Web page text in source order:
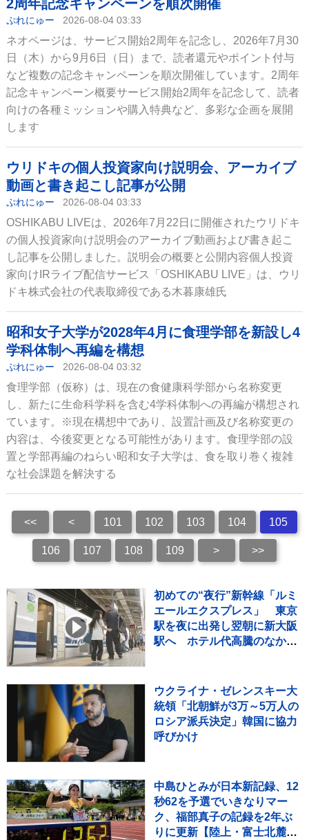
2周年記念キャンペーンを順次開催
ぷれにゅー 2026-08-04 03:33
ネオページは、サービス開始2周年を記念し、2026年7月30
日（木）から9月6日（日）まで、読者還元やポイント付与
など複数の記念キャンペーンを順次開催しています。2周年
記念キャンペーン概要サービス開始2周年を記念して、読者
向けの各種ミッションや購入特典など、多彩な企画を展開
します
ウリドキの個人投資家向け説明会、アーカイブ
動画と書き起こし記事が公開
ぷれにゅー 2026-08-04 03:33
OSHIKABU LIVEは、2026年7月22日に開催されたウリドキ
の個人投資家向け説明会のアーカイブ動画および書き起こ
し記事を公開しました。説明会の概要と公開内容個人投資
家向けIRライブ配信サービス「OSHIKABU LIVE」は、ウリ
ドキ株式会社の代表取締役である木暮康雄氏
昭和女子大学が2028年4月に食理学部を新設し4
学科体制へ再編を構想
ぷれにゅー 2026-08-04 03:32
食理学部（仮称）は、現在の食健康科学部から名称変更
し、新たに生命科学科を含む4学科体制への再編が構想され
ています。※現在構想中であり、設置計画及び名称変更の
内容は、今後変更となる可能性があります。食理学部の設
置と学部再編のねらい昭和女子大学は、食を取り巻く複雑
な社会課題を解決する
<< < 101 102 103 104 105
106 107 108 109 > >>
初めての“夜行”新幹線「ルミ
エールエクスプレス」 東京
駅を夜に出発し翌朝に新大阪
駅へ ホテル代高騰のなかレ
ウクライナ・ゼレンスキー大
統領「北朝鮮が3万～5万人の
ロシア派兵決定」韓国に協力
呼びかけ
中島ひとみが日本新記録、12
秒62を予選でいきなりマー
ク、福部真子の記録を2年ぶ
りに更新【陸上・富士北麓ワ